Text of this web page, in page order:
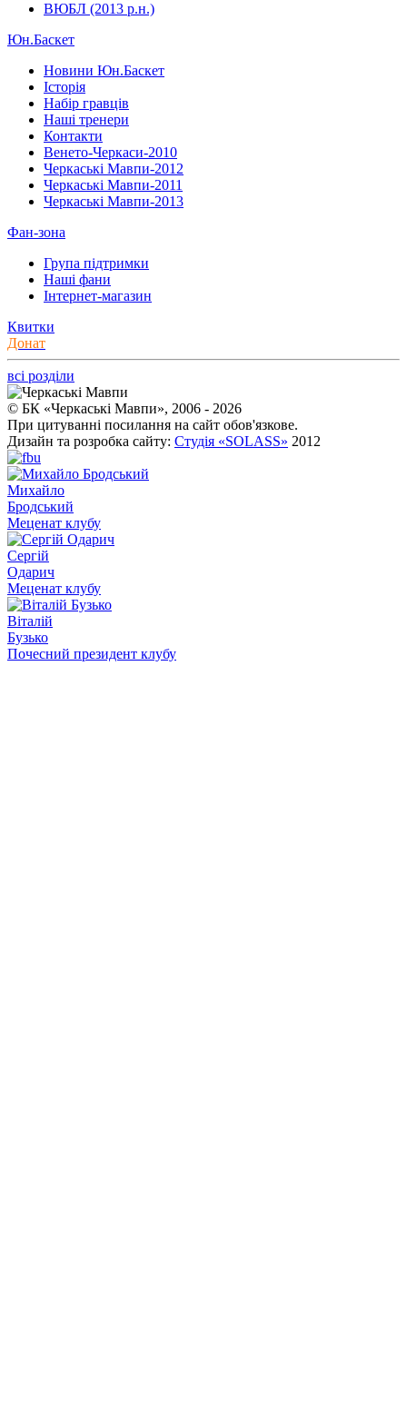
ВЮБЛ (2013 р.н.)
Юн.Баскет
Новини Юн.Баскет
Історія
Набір гравців
Наші тренери
Контакти
Венето-Черкаси-2010
Черкаські Мавпи-2012
Черкаські Мавпи-2011
Черкаські Мавпи-2013
Фан-зона
Група підтримки
Наші фани
Інтернет-магазин
Квитки
Донат
всі розділи
© БК «Черкаські Мавпи», 2006 - 2026
При цитуванні посилання на сайт обов'язкове.
Дизайн та розробка сайту: Студія «SOLASS» 2012
Михайло
Бродський
Меценат клубу
Сергій
Одарич
Меценат клубу
Віталій
Бузько
Почесний президент клубу